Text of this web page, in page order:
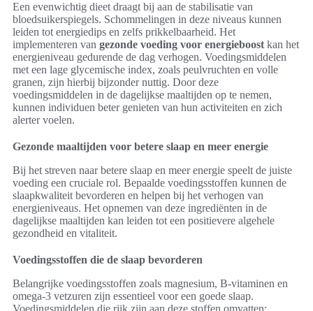
Een evenwichtig dieet draagt bij aan de stabilisatie van
bloedsuikerspiegels. Schommelingen in deze niveaus kunnen
leiden tot energiedips en zelfs prikkelbaarheid. Het
implementeren van gezonde voeding voor energieboost kan het
energieniveau gedurende de dag verhogen. Voedingsmiddelen
met een lage glycemische index, zoals peulvruchten en volle
granen, zijn hierbij bijzonder nuttig. Door deze
voedingsmiddelen in de dagelijkse maaltijden op te nemen,
kunnen individuen beter genieten van hun activiteiten en zich
alerter voelen.
Gezonde maaltijden voor betere slaap en meer energie
Bij het streven naar betere slaap en meer energie speelt de juiste
voeding een cruciale rol. Bepaalde voedingsstoffen kunnen de
slaapkwaliteit bevorderen en helpen bij het verhogen van
energieniveaus. Het opnemen van deze ingrediënten in de
dagelijkse maaltijden kan leiden tot een positievere algehele
gezondheid en vitaliteit.
Voedingsstoffen die de slaap bevorderen
Belangrijke voedingsstoffen zoals magnesium, B-vitaminen en
omega-3 vetzuren zijn essentieel voor een goede slaap.